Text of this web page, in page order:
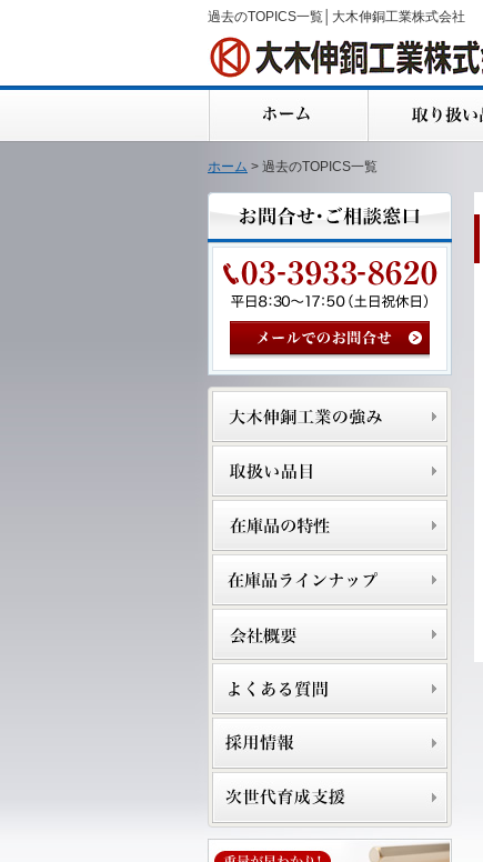
過去のTOPICS一覧│大木伸銅工業株式会社
ホーム > 過去のTOPICS一覧